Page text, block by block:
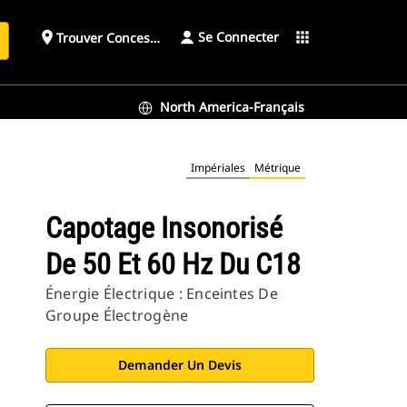
place Trouver ConcessionnaireSe Connecter apps
North America-Français
Impériales Métrique
Capotage Insonorisé
De 50 Et 60 Hz Du C18
Énergie Électrique : Enceintes De
Groupe Électrogène
Demander Un Devis